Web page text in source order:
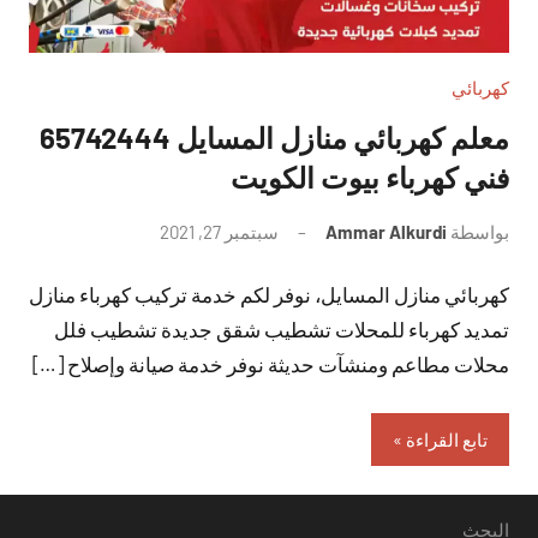
كهربائي
معلم كهربائي منازل المسايل 65742444
فني كهرباء بيوت الكويت
بواسطة Ammar Alkurdi سبتمبر 27, 2021
تعليقات
كهربائي منازل المسايل، نوفر لكم خدمة تركيب كهرباء منازل
تمديد كهرباء للمحلات تشطيب شقق جديدة تشطيب فلل
محلات مطاعم ومنشآت حديثة نوفر خدمة صيانة وإصلاح […]
تابع القراءة
البحث